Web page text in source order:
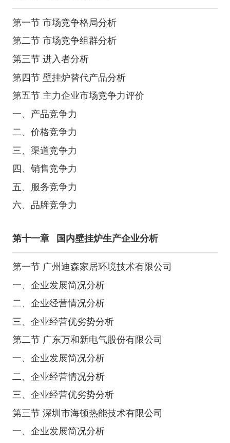
第一节 市场竞争格局分析
第二节 市场竞争组群分析
第三节 进入者分析
第四节 壁挂炉替代产品分析
第五节 主力企业市场竞争力评价
一、产品竞争力
二、价格竞争力
三、渠道竞争力
四、销售竞争力
五、服务竞争力
六、品牌竞争力
第十一章 国内壁挂炉生产企业分析
第一节 广州迪森家居环境技术有限公司
一、企业发展简况分析
二、企业经营情况分析
三、企业经营优劣势分析
第二节 广东万和新电气股份有限公司
一、企业发展简况分析
二、企业经营情况分析
三、企业经营优劣势分析
第三节 深圳市海顿热能技术有限公司
一、企业发展简况分析